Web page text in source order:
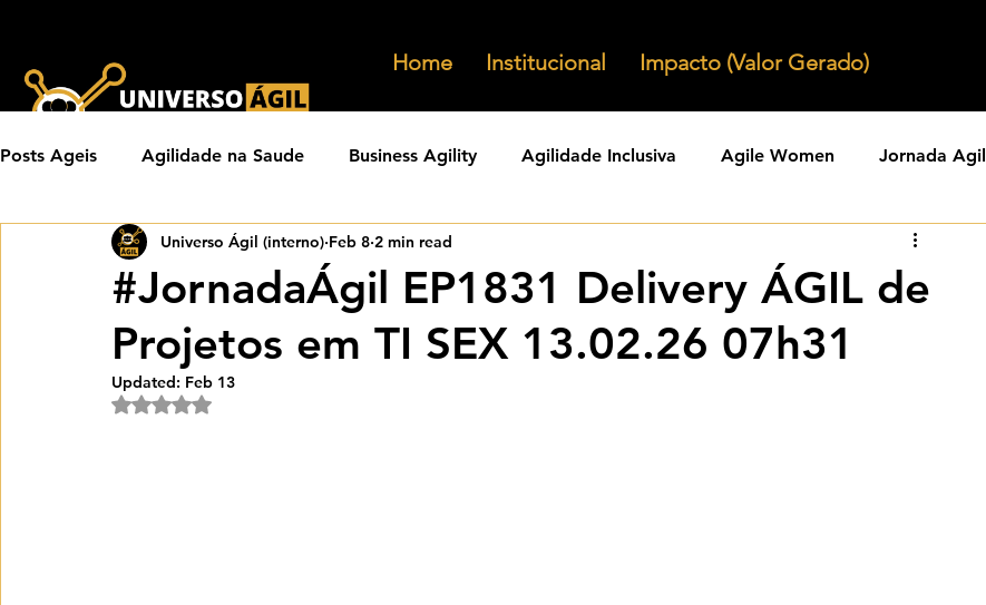
Home Institucional Impacto (Valor Gerado)
Posts Ageis Agilidade na Saude Business Agility Agilidade Inclusiva Agile Women Jornada Agil
Carreiras Ageis Agilidade em Produtos Jornal Agil
Eventos Ageis Agilidade Em Escala Learning Agility Comunidades Ageis Gestao Agil
#JornadaÁgil EP1831 Delivery ÁGIL de
Projetos em TI SEX 13.02.26 07h31
Universo Ágil (interno) Feb 8 2 min read
Updated: Feb 13
Rated NaN out of 5 stars.